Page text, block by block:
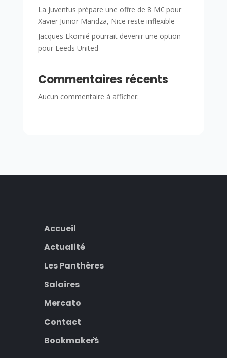
La Juventus prépare une offre de 8 M€ pour
Xavier Junior Mandza, Nice reste inflexible
Jacques Ekomié pourrait devenir une option
pour Leeds United
Commentaires récents
Aucun commentaire à afficher.
Accueil
Actualité
Les Panthères
Salaires
Mercato
Contact
Bookmakers